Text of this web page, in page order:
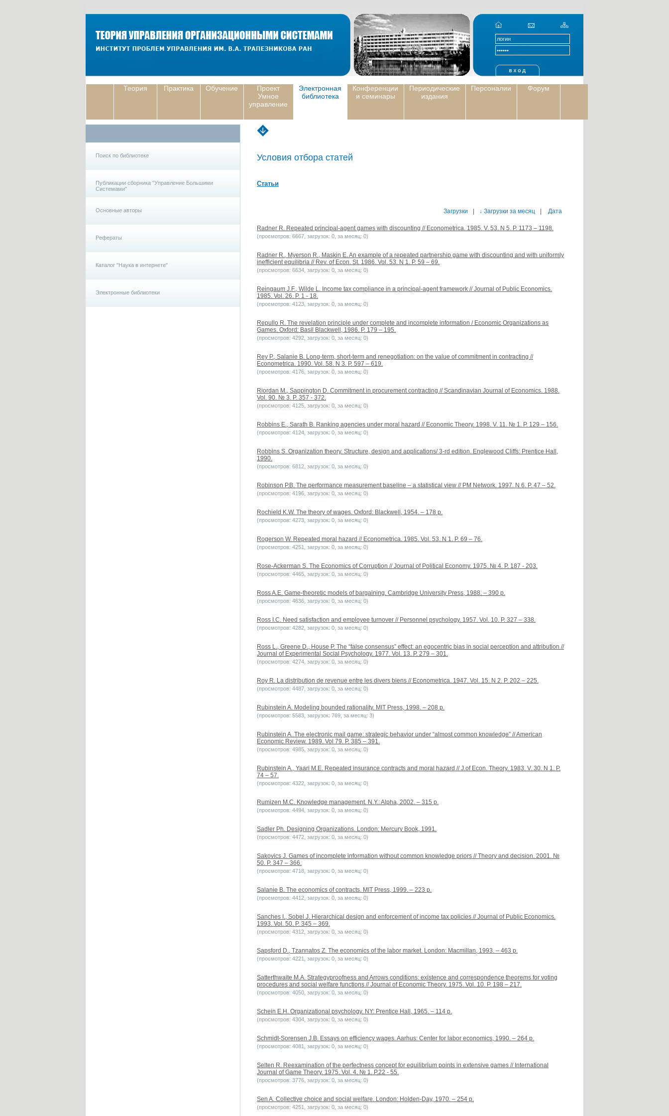
Теория Практика Обучение
Проект
Умное
управление
Электронная
библиотека
Конференции
и семинары
Периодические
издания
Персоналии Форум
Поиск по библиотеке
Публикации сборника "Управление Большими
Системами"
Основные авторы
Рефераты
Каталог "Наука в интернете"
Электронные библиотеки
Условия отбора статей
Статьи
Загрузки ↓ Загрузки за месяц Дата
Radner R. Repeated principal-agent games with discounting // Econometrica. 1985. V. 53. N 5. P. 1173 – 1198.
(просмотров: 6667, загрузок: 0, за месяц: 0)
Radner R., Myerson R., Maskin E. An example of a repeated partnership game with discounting and with uniformly
inefficient equilibria // Rev. of Econ. St. 1986. Vol. 53. N 1. P. 59 – 69.
(просмотров: 6634, загрузок: 0, за месяц: 0)
Reingaum J.F., Wilde L. Income tax compliance in a principal-agent framework // Journal of Public Economics.
1985. Vol. 26. P. 1 - 18.
(просмотров: 4123, загрузок: 0, за месяц: 0)
Repullo R. The revelation principle under complete and incomplete information / Economic Organizations as
Games. Oxford: Basil Blackwell, 1986. P. 179 – 195.
(просмотров: 4292, загрузок: 0, за месяц: 0)
Rey P., Salanie B. Long-term, short-term and renegotiation: on the value of commitment in contracting //
Econometrica. 1990. Vol. 58. N 3. P. 597 – 619.
(просмотров: 4176, загрузок: 0, за месяц: 0)
Riordan M., Sappington D. Commitment in procurement contracting // Scandinavian Journal of Economics. 1988.
Vol. 90. № 3. P. 357 - 372.
(просмотров: 4125, загрузок: 0, за месяц: 0)
Robbins E., Sarath B. Ranking agencies under moral hazard // Economic Theory. 1998. V. 11. № 1. P. 129 – 156.
(просмотров: 4124, загрузок: 0, за месяц: 0)
Robbins S. Organization theory. Structure, design and applications/ 3-rd edition. Englewood Cliffs: Prentice Hall,
1990.
(просмотров: 6812, загрузок: 0, за месяц: 0)
Robinson P.B. The performance measurement baseline – a statistical view // PM Network. 1997. N 6. P. 47 – 52.
(просмотров: 4196, загрузок: 0, за месяц: 0)
Rochield K.W. The theory of wages. Oxford: Blackwell, 1954. – 178 p.
(просмотров: 4273, загрузок: 0, за месяц: 0)
Rogerson W. Repeated moral hazard // Econometrica. 1985. Vol. 53. N 1. P. 69 – 76.
(просмотров: 4251, загрузок: 0, за месяц: 0)
Rose-Ackerman S. The Economics of Corruption // Journal of Political Economy. 1975. № 4. P. 187 - 203.
(просмотров: 4465, загрузок: 0, за месяц: 0)
Ross A.E. Game-theoretic models of bargaining. Cambridge University Press, 1988. – 390 p.
(просмотров: 4636, загрузок: 0, за месяц: 0)
Ross I.C. Need satisfaction and employee turnover // Personnel psychology. 1957. Vol. 10. P. 327 – 338.
(просмотров: 4282, загрузок: 0, за месяц: 0)
Ross L., Greene D., House P. The “false consensus” effect: an egocentric bias in social perception and attribution //
Journal of Experimental Social Psychology. 1977. Vol. 13. P. 279 – 301.
(просмотров: 4274, загрузок: 0, за месяц: 0)
Roy R. La distribution de revenue entre les divers biens // Econometrica. 1947. Vol. 15. N 2. P. 202 – 225.
(просмотров: 4487, загрузок: 0, за месяц: 0)
Rubinstein A. Modeling bounded rationality. MIT Press, 1998. – 208 p.
(просмотров: 5583, загрузок: 769, за месяц: 3)
Rubinstein A. The electronic mail game: strategic behavior under “almost common knowledge” // American
Economic Review. 1989. Vol 79. P. 385 – 391.
(просмотров: 4985, загрузок: 0, за месяц: 0)
Rubinstein A., Yaari M.E. Repeated insurance contracts and moral hazard // J.of Econ. Theory. 1983. V. 30. N 1. P.
74 – 57.
(просмотров: 4322, загрузок: 0, за месяц: 0)
Rumizen M.C. Knowledge management. N.Y.: Alpha, 2002. – 315 p.
(просмотров: 4494, загрузок: 0, за месяц: 0)
Sadler Ph. Designing Organizations. London: Mercury Book, 1991.
(просмотров: 4472, загрузок: 0, за месяц: 0)
Sakovics J. Games of incomplete information without common knowledge priors // Theory and decision. 2001. №
50. P. 347 – 366.
(просмотров: 4718, загрузок: 0, за месяц: 0)
Salanie B. The economics of contracts. MIT Press, 1999. – 223 p.
(просмотров: 4412, загрузок: 0, за месяц: 0)
Sanches I., Sobel J. Hierarchical design and enforcement of income tax policies // Journal of Public Economics.
1993. Vol. 50. P. 345 – 369.
(просмотров: 4312, загрузок: 0, за месяц: 0)
Sapsford D., Tzannatos Z. The economics of the labor market. London: Macmillan, 1993. – 463 p.
(просмотров: 4221, загрузок: 0, за месяц: 0)
Satterthwaite M.A. Strategyproofness and Arrows conditions: existence and correspondence theorems for voting
procedures and social welfare functions // Journal of Economic Theory. 1975. Vol. 10. P. 198 – 217.
(просмотров: 4050, загрузок: 0, за месяц: 0)
Schein E.H. Organizational psychology. NY: Prentice Hall, 1965. – 114 p.
(просмотров: 4304, загрузок: 0, за месяц: 0)
Schmidt-Sorensen J.B. Essays on efficiency wages. Aarhus: Center for labor economics, 1990. – 264 p.
(просмотров: 4081, загрузок: 0, за месяц: 0)
Selten R. Reexamination of the perfectness concept for equilibrium points in extensive games // International
Journal of Game Theory. 1975. Vol. 4. № 1. P.22 - 55.
(просмотров: 3776, загрузок: 0, за месяц: 0)
Sen A. Collective choice and social welfare. London: Holden-Day, 1970. – 254 p.
(просмотров: 4251, загрузок: 0, за месяц: 0)